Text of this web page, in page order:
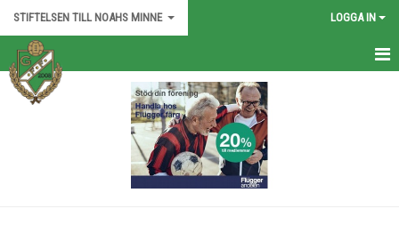
STIFTELSEN TILL NOAHS MINNE LOGGA IN
HEM
STIFTELSEN TILL NOAHS MINNE